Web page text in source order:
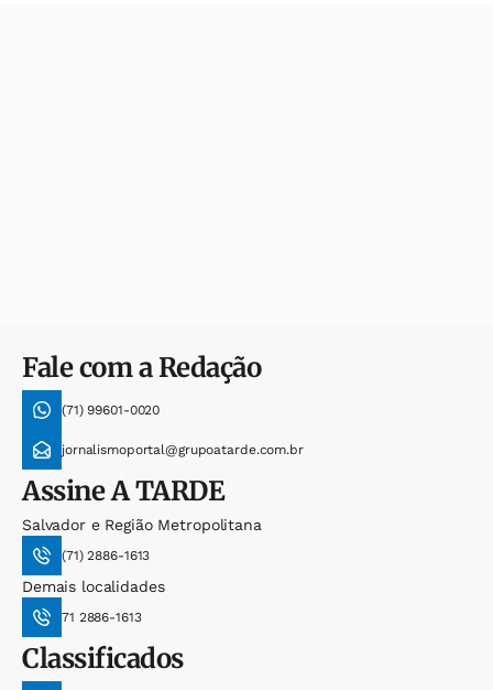
Fale com a Redação
(71) 99601-0020
jornalismoportal@grupoatarde.com.br
AssineA TARDE
Salvador e Região Metropolitana
(71) 2886-1613
Demais localidades
71 2886-1613
Classificados